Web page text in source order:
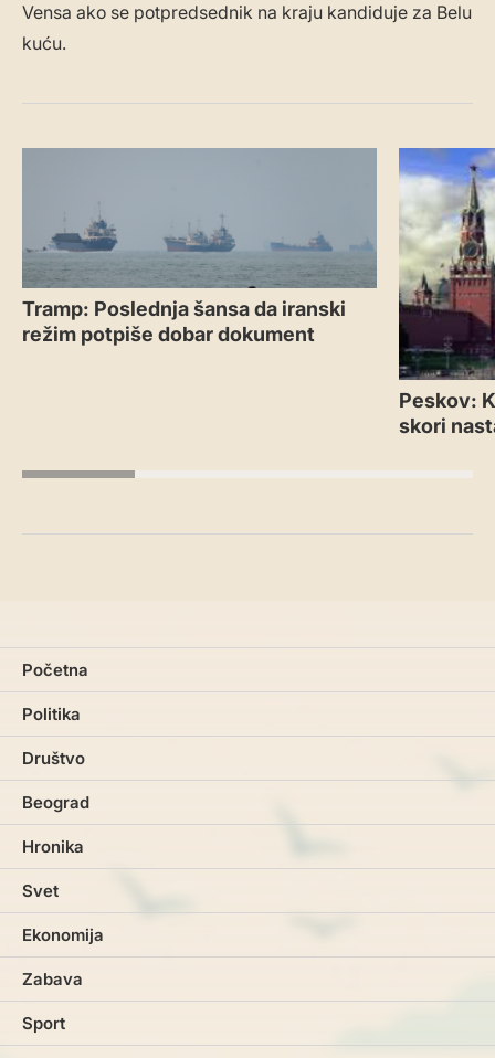
Vensa ako se potpredsednik na kraju kandiduje za Belu
kuću.
Tramp: Poslednja šansa da iranski
režim potpiše dobar dokument
Peskov:
skori
Početna
Politika
Društvo
Beograd
Hronika
Svet
Ekonomija
Zabava
Sport